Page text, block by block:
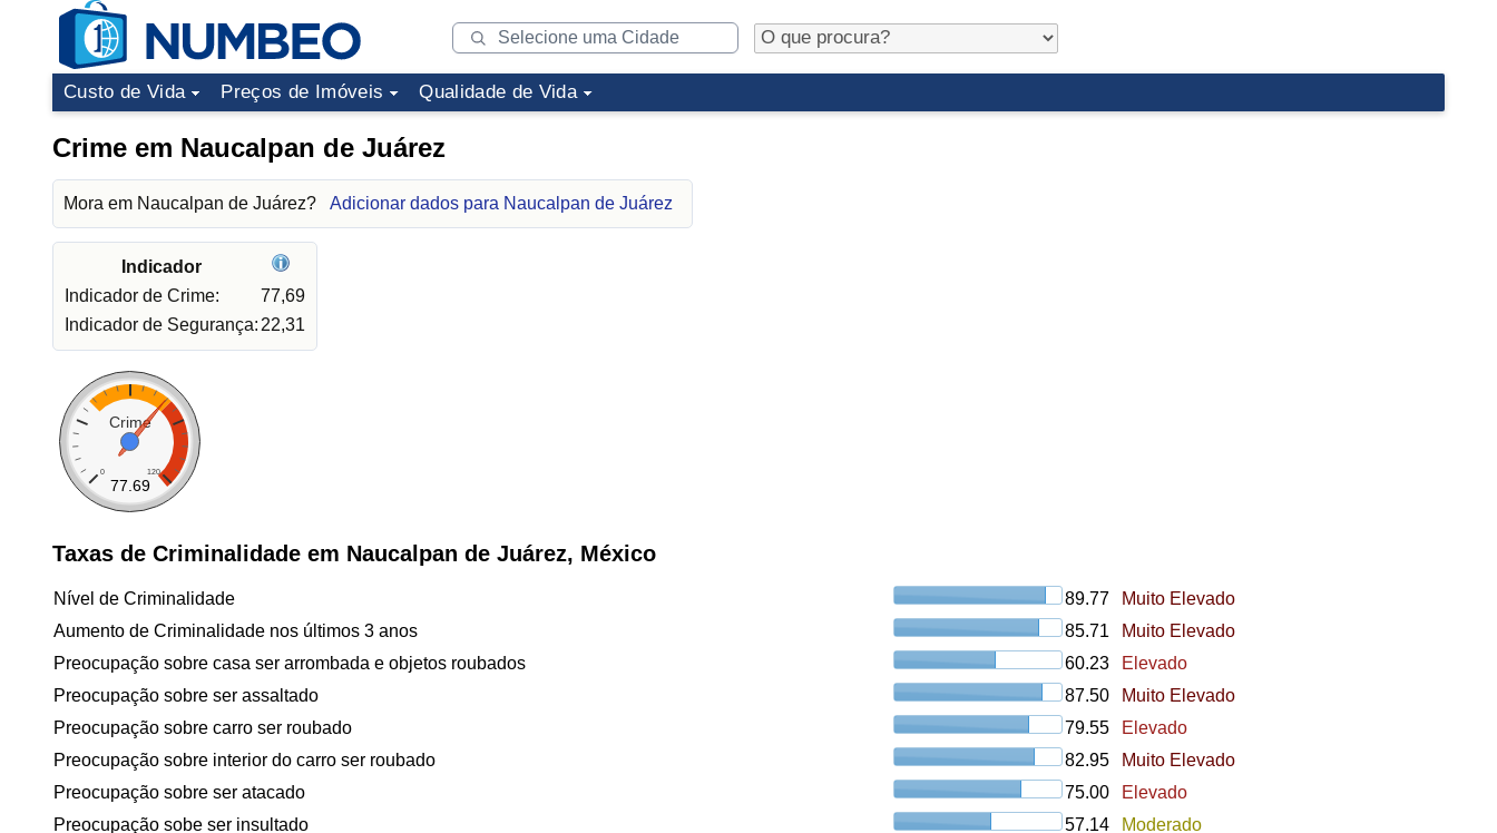
Custo de Vida Preços de Imóveis Qualidade de Vida
Crime em Naucalpan de Juárez
Mora em Naucalpan de Juárez? Adicionar dados para Naucalpan de Juárez
Indicador
Indicador de Crime:
77,69
Indicador de Segurança: 22,31
Crime
0 120
77.69
Taxas de Criminalidade em Naucalpan de Juárez, México
Nível de Criminalidade 89.77
Muito Elevado
Aumento de Criminalidade nos últimos 3 anos
85.71
Muito Elevado
Preocupação sobre casa ser arrombada e objetos roubados
60.23
Elevado
Preocupação sobre ser assaltado
87.50
Muito Elevado
Preocupação sobre carro ser roubado
79.55
Elevado
Preocupação sobre interior do carro ser roubado
82.95
Muito Elevado
Preocupação sobre ser atacado
75.00
Elevado
Preocupação sobe ser insultado
57.14
Moderado